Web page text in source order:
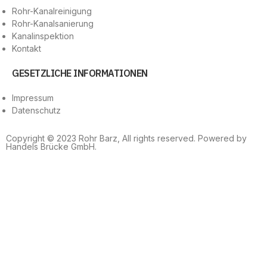
Rohr-Kanalreinigung
Rohr-Kanalsanierung
Kanalinspektion
Kontakt
GESETZLICHE INFORMATIONEN
Impressum
Datenschutz
Copyright © 2023 Rohr Barz, All rights reserved. Powered by
Handels Brücke GmbH.